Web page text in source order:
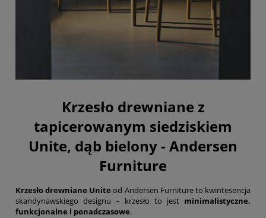
Krzesło drewniane z
tapicerowanym siedziskiem
Unite, dąb bielony - Andersen
Furniture
Krzesło drewniane Unite od Andersen Furniture to kwintesencja
skandynawskiego designu – krzesło to jest minimalistyczne,
funkcjonalne i ponadczasowe.